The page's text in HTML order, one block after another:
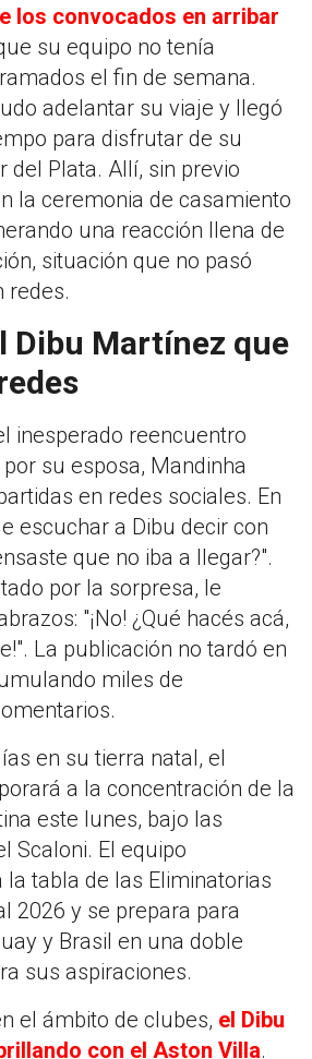
los convocados en arribar
su equipo no tenía
el fin de semana.
adelantar su viaje y llegó
para disfrutar de su
del Plata. Allí, sin previo
la ceremonia de casamiento
una reacción llena de
situación que no pasó
redes.
Dibu Martínez que
inesperado reencuentro
su esposa, Mandinha
en redes sociales. En
escuchar a Dibu decir con
que no iba a llegar?".
por la sorpresa, le
"¡No! ¿Qué hacés acá,
La publicación no tardó en
miles de
en su tierra natal, el
a la concentración de la
este lunes, bajo las
Scaloni. El equipo
tabla de las Eliminatorias
2026 y se prepara para
y Brasil en una doble
sus aspiraciones.
el ámbito de clubes, el Dibu
con el Aston Villa.